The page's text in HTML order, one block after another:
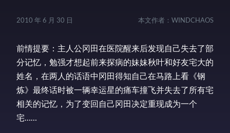
2010 年 6 月 30 日 本文作者： WINDCHAOS
前情提要：主人公冈田在医院醒来后发现自己失去了部
分记忆，勉强才想起前来探病的妹妹秋叶和好友宅大的
姓名，在两人的话语中冈田得知自己在马路上看《钢
炼》最终话时被一辆幸运星的痛车撞飞并失去了所有宅
相关的记忆，为了变回自己冈田决定重现成为一个
宅……